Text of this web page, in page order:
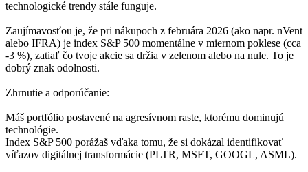
technologické trendy stále funguje.
Zaujímavosťou je, že pri nákupoch z februára 2026 (ako napr. nVent
alebo IFRA) je index S&P 500 momentálne v miernom poklese (cca
-3 %), zatiaľ čo tvoje akcie sa držia v zelenom alebo na nule. To je
dobrý znak odolnosti.
Zhrnutie a odporúčanie:
Máš portfólio postavené na agresívnom raste, ktorému dominujú
technológie.
Index S&P 500 porážaš vďaka tomu, že si dokázal identifikovať
víťazov digitálnej transformácie (PLTR, MSFT, GOOGL, ASML).